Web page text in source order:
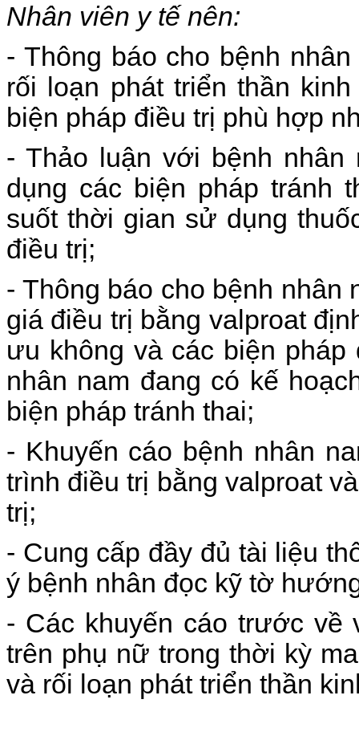
Nhân viên y tế nên:
- Thông báo cho bệnh
rối loạn phát triển thần
biện pháp điều trị phù hợp
- Thảo luận với bệnh
dụng các biện pháp tránh
suốt thời gian sử dụng
điều trị;
- Thông báo cho bệnh nhân
giá điều trị bằng valproat
ưu không và các biện
nhân nam đang có kế
biện pháp tránh thai;
- Khuyến cáo bệnh nhân
trình điều trị bằng valproat
trị;
- Cung cấp đầy đủ tài liệu
ý bệnh nhân đọc kỹ tờ
- Các khuyến cáo trước về
trên phụ nữ trong thời kỳ
và rối loạn phát triển thần